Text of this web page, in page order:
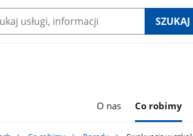
SZUKAJ
O nas Co robimy